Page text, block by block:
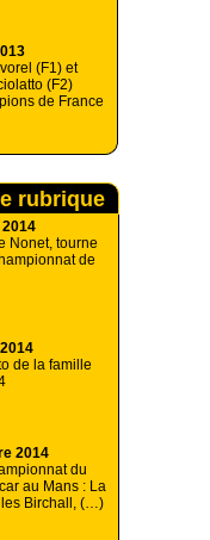
(F1) et
(F2)
de France
rubrique
Nonet, tourne
de
de la famille
2014
du
au Mans : La
Birchall, (…)